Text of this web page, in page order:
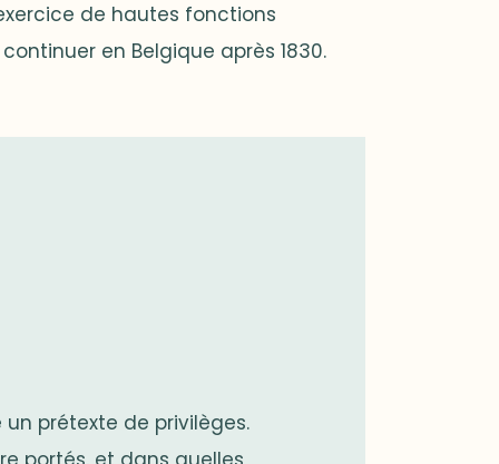
de hautes fonctions
en Belgique après 1830.
prétexte de privilèges.